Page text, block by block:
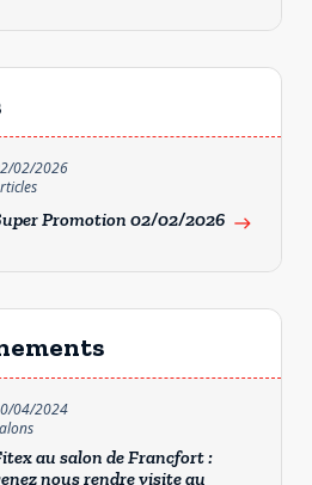
02/2026
Promotion 02/02/2026 east
04/2024
au salon de Francfort :
nous rendre visite au